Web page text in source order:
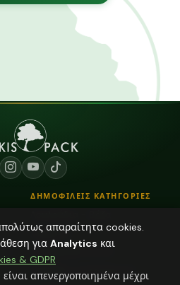
ΔΗΜΟΦΙΛΕΙΣ ΚΑΤΗΓΟΡΙΕΣ
Κορδόνια
Αποξηραμένα φυτά
Plexiglass Διακοσμητικά
απαραίτητα cookies.
για Analytics και
& GDPR
απενεργοποιημένα μέχρι